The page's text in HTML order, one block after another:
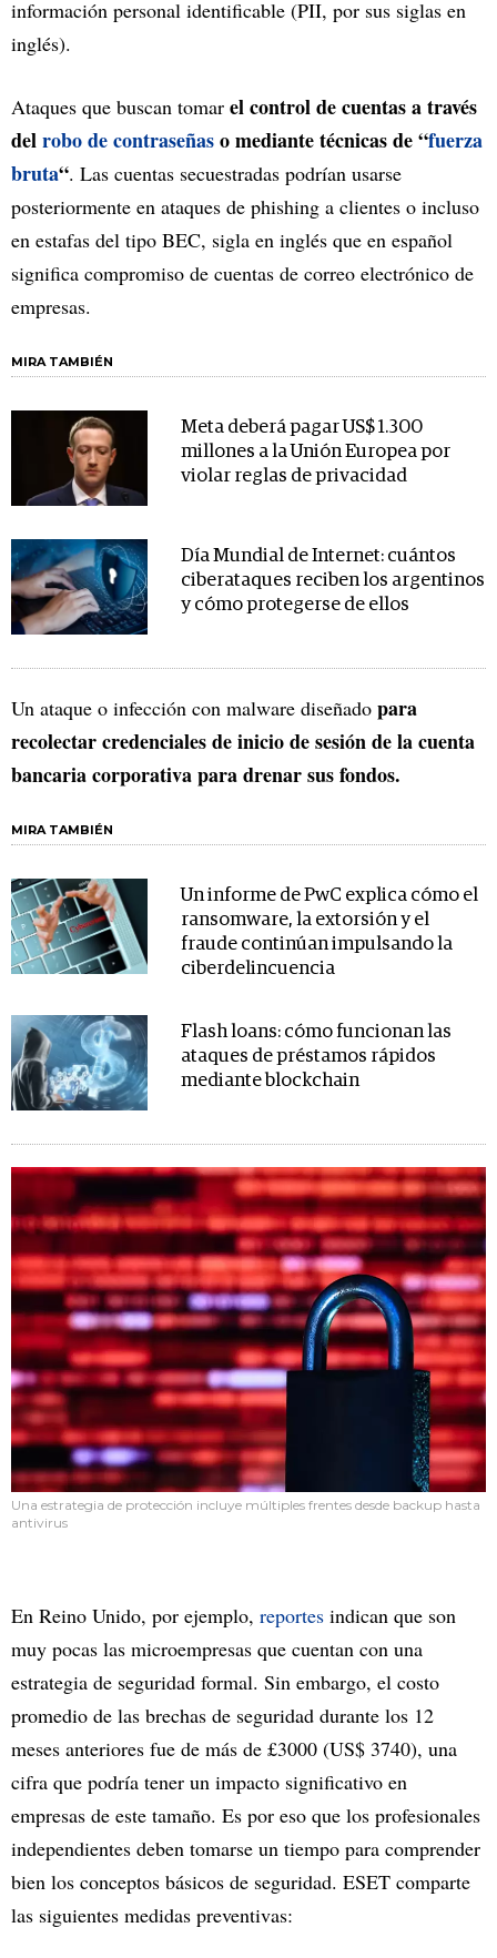
información personal identificable (PII, por sus siglas en
inglés).
Ataques que buscan tomar el control de cuentas a través
delrobo de contraseñaso mediante técnicas de “fuerza
bruta“. Las cuentas secuestradas podrían usarse
posteriormente en ataques de phishing a clientes o incluso
en estafas del tipo BEC, sigla en inglés que en español
significa compromiso de cuentas de correo electrónico de
empresas.
MIRA TAMBIÉN
Meta deberá pagar US$ 1.300
millones a la Unión Europea por
violar reglas de privacidad
Día Mundial de Internet: cuántos
ciberataques reciben los argentinos
y cómo protegerse de ellos
Un ataque o infección con malware diseñado para
recolectar credenciales de inicio de sesión de la cuenta
bancaria corporativa para drenar sus fondos.
MIRA TAMBIÉN
Un informe de PwC explica cómo el
ransomware, la extorsión y el
fraude continúan impulsando la
ciberdelincuencia
Flash loans: cómo funcionan las
ataques de préstamos rápidos
mediante blockchain
Una estrategia de protección incluye múltiples frentes desde backup hasta
antivirus
En Reino Unido, por ejemplo, reportes indican que son
muy pocas las microempresas que cuentan con una
estrategia de seguridad formal. Sin embargo, el costo
promedio de las brechas de seguridad durante los 12
meses anteriores fue de más de £3000 (US$ 3740), una
cifra que podría tener un impacto significativo en
empresas de este tamaño. Es por eso que los profesionales
independientes deben tomarse un tiempo para comprender
bien los conceptos básicos de seguridad. ESET comparte
las siguientes medidas preventivas: